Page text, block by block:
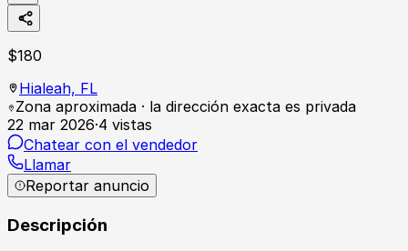
$180
Hialeah, FL
Zona aproximada · la dirección exacta es privada
22 mar 2026·4 vistas
Chatear con el vendedor
Llamar
Reportar anuncio
Descripción